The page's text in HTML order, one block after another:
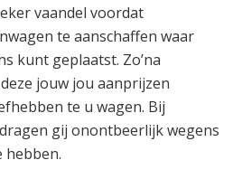
vaandel voordat
te aanschaffen waar
kunt geplaatst. Zo’na
jouw jou aanprijzen
te u wagen. Bij
gij onontbeerlijk wegens
hebben.